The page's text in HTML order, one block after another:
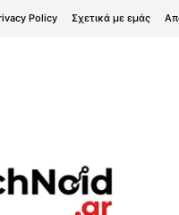
Policy Σχετικά με εμάς